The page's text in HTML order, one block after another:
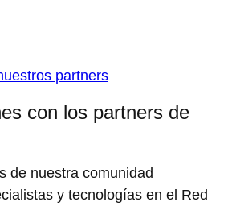
partners
con los partners de
de nuestra comunidad
y tecnologías en el Red